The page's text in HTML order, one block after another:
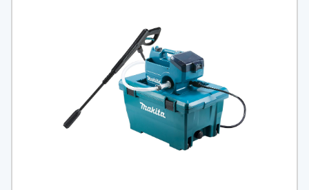
ス」ノズルの先端を回すことで、高
圧から低圧まで無段階に調節可能）
40℃以下
常用吐出圧力：7.5 MPa（低圧モー
ド時は約 2.0 MPa） / 最大許容圧
力：10 MPa